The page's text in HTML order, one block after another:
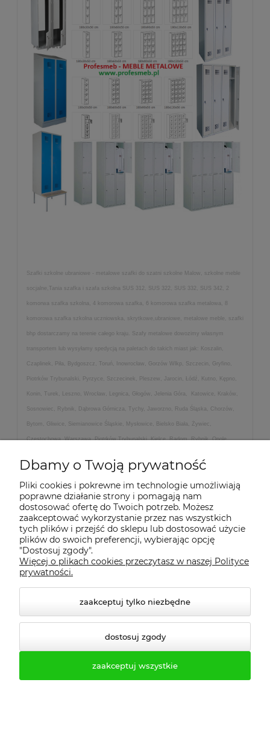
Szafki szkolne ubraniowe - metalowe szafki do szatni szkolne Malow, szkolne meble
socjalne,Tania szafka i szafa szkolna SUS 312, SUS 322, SUS 332, SUS 342, 2
komorwa szafka szkolna, 4 komorowa szafka, 6 komorowa szafka metalowa, 8
komorowa szafka szkolna uczniowska, skrytkowe,ubraniowe, metalowe meble, szafki
bhp dostarczamy na terenie całego kraju. Szafy metalowe dowozimy własnym
transportem lub wysyłamy spedycją na paletach do takich miast jak: Koszalin,
Czaplinek, Piła, Bydgoszcz, Toruń, Inowrocław, Gorzów Wlkp, Szczecin, Gryfino,
Piotrków Trybunalski, Pyrzyce, Szczecinek, Pleszew, Jarocin, Łódź, Kutno, Kępno,
Konin, Turek, Leszno, Wrocław, Legnica, Głogów, Jelenia Góra, Katowice, Kraków,
Sosnowiec, Rybnik, Dąbrowa Górnicza, Tychy, Jaworzno, Ruda Śląska, Chorzów,
Bytom, Gliwice, Siemianowice Śląskie, Mysłowice, Bielsko Biała, Żywiec,
Częstochowa, Warszawa, Piotrków Trybunalski, Kielce, Radom, Rybnik, Opole,
Rzeszów, Elbląg, Mielec, Tarnowskie Góry, Radom, Kalisz, Środa Wlkp, Sosnowiec,
Bytom, Wieliczka, Dąbrowa, Częstochowa, Rzeszów, Nakło, województwa:
wielkopolskie, pomorskie, lubuskie, śląskie, łódzkie, małopolskie, świętokrzyskie,
mazowieckie, opolskie, dolnośląskie, podkarpackie, lubelskie, kujawsko pomorskie,
podlaskie, warmińsko mazurskie.
WYPOSAŻENIE SZKÓŁ - SZAFY SZKOLNE DO SZATNI - MEBLE SOCJALNE -
SZAFY METALOWE BIUROWE NA DOKUMENTY - SZAFY KARTOTEKOWE
ARCHIWALNE - REGAŁY PRZESUWNE - ŁAWKI SZATNIOWE - ŁAWKI
Pliki do pobrania:
Dbamy o Twoją prywatność
Pliki cookies i pokrewne im technologie umożliwiają
poprawne działanie strony i pomagają nam
dostosować ofertę do Twoich potrzeb. Możesz
zaakceptować wykorzystanie przez nas wszystkich
tych plików i przejść do sklepu lub dostosować użycie
plików do swoich preferencji, wybierając opcję
"Dostosuj zgody".
Więcej o plikach cookies przeczytasz w naszej Polityce
prywatności.
zaakceptuj tylko niezbędne
dostosuj zgody
zaakceptuj wszystkie